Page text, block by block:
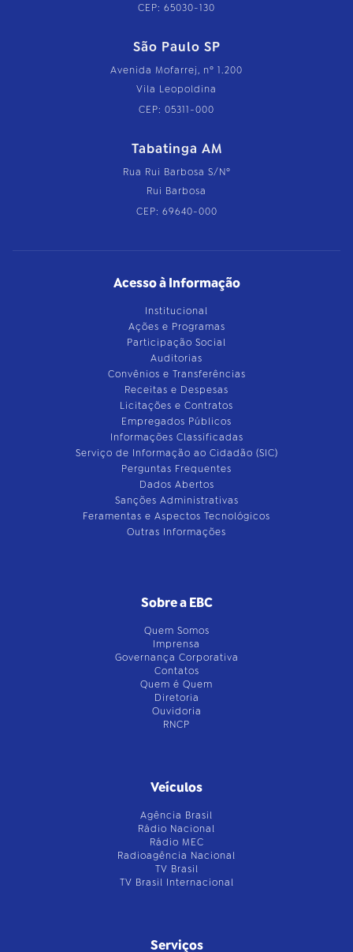
CEP: 65030-130
São Paulo SP
Avenida Mofarrej, nº 1.200
Vila Leopoldina
CEP: 05311-000
Tabatinga AM
Rua Rui Barbosa S/Nº
Rui Barbosa
CEP: 69640-000
Acesso à Informação
Institucional
Ações e Programas
Participação Social
Auditorias
Convênios e Transferências
Receitas e Despesas
Licitações e Contratos
Empregados Públicos
Informações Classificadas
Serviço de Informação ao Cidadão (SIC)
Perguntas Frequentes
Dados Abertos
Sanções Administrativas
Feramentas e Aspectos Tecnológicos
Outras Informações
Sobre a EBC
Quem Somos
Imprensa
Governança Corporativa
Contatos
Quem é Quem
Diretoria
Ouvidoria
RNCP
Veículos
Agência Brasil
Rádio Nacional
Rádio MEC
Radioagência Nacional
TV Brasil
TV Brasil Internacional
Serviços